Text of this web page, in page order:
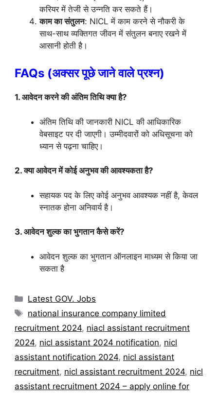
करियर में तेजी से उन्नति कर सकते हैं।
काम का संतुलन: NICL में काम करने से नौकरी के
साथ-साथ व्यक्तिगत जीवन में संतुलन बनाए रखने में
आसानी होती है।
FAQs (अक्सर पूछे जाने वाले प्रश्न)
1. आवेदन करने की अंतिम तिथि क्या है?
अंतिम तिथि की जानकारी NICL की आधिकारिक
वेबसाइट पर दी जाएगी। उम्मीदवारों को अधिसूचना को
ध्यान से पढ़ना चाहिए।
2. क्या आवेदन में कोई अनुभव की आवश्यकता है?
सहायक पद के लिए कोई अनुभव आवश्यक नहीं है, केवल
स्नातक होना अनिवार्य है।
3. आवेदन शुल्क का भुगतान कैसे करें?
आवेदन शुल्क का भुगतान ऑनलाइन माध्यम से किया जा
सकता है
Categories
Latest GOV. Jobs
Tags
national insurance company limited
recruitment 2024, niacl assistant recruitment
2024, nicl assistant 2024 notification, nicl
assistant notification 2024, nicl assistant
recruitment, nicl assistant recruitment 2024, nicl
assistant recruitment 2024 – apply online for